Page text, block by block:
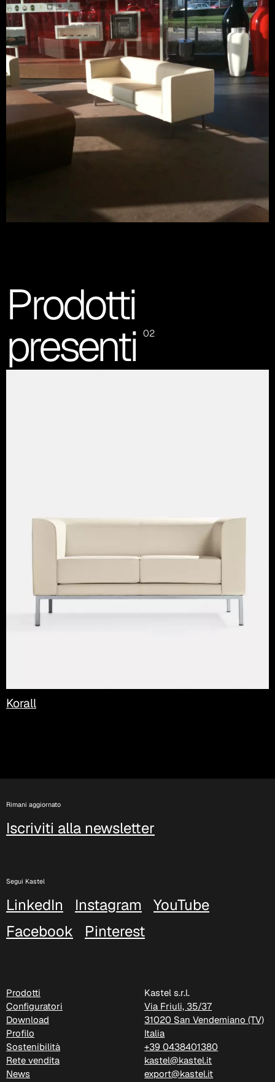
Prodotti
presenti 02
Korall
Rimani aggiornato
Iscriviti alla newsletter
Segui Kastel
LinkedIn Instagram
YouTube
Facebook
Pinterest
Prodotti
Configuratori
Download
Profilo
Sostenibilità
Rete vendita
News
Kastel s.r.l.
Via Friuli, 35/37
31020 San Vendemiano (TV)
Italia
+39 0438401380
kastel@kastel.it
export@kastel.it